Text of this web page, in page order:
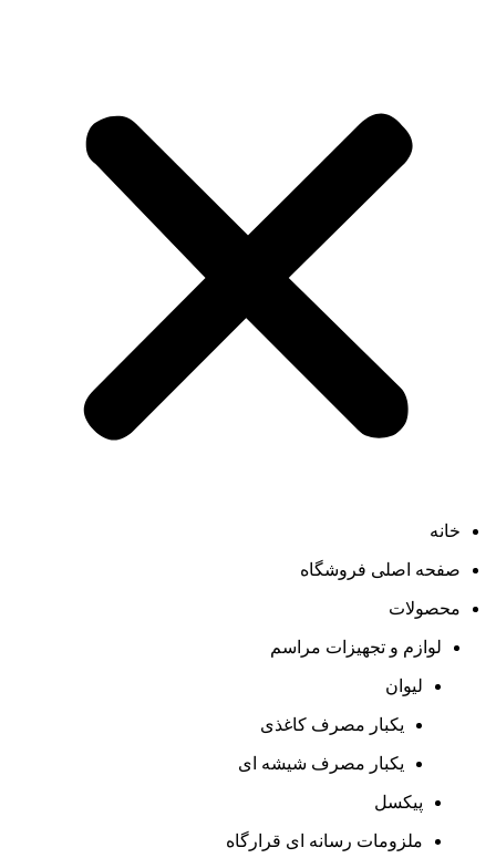
خانه
صفحه اصلی فروشگاه
محصولات
لوازم و تجهیزات مراسم
لیوان
یکبار مصرف کاغذی
یکبار مصرف شیشه ای
پیکسل
ملزومات رسانه ای قرارگاه